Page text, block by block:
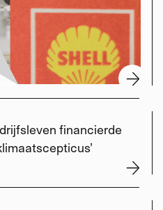
financierde